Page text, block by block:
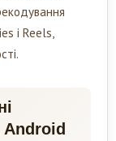
і Reels,
Android